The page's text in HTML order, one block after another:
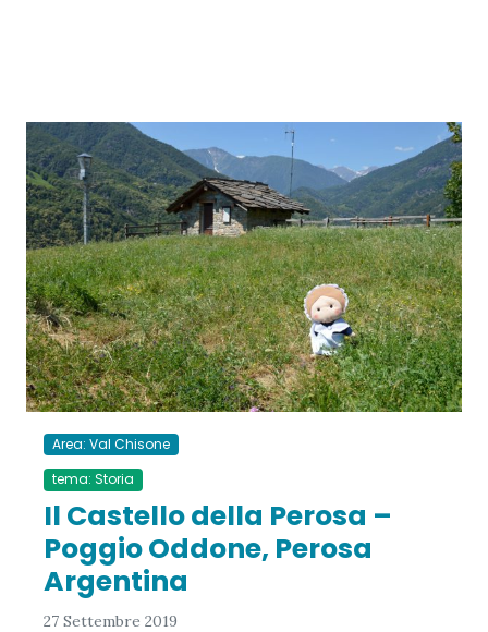
Area: Val Chisone
tema: Storia
Il Castello della Perosa –
Poggio Oddone, Perosa
Argentina
27 Settembre 2019